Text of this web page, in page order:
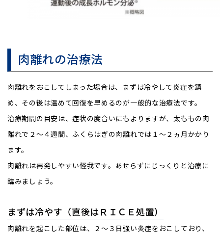
肉離れの治療法
肉離れをおこしてしまった場合は、まずは冷やして炎症を鎮
め、その後は温めて回復を早めるのが一般的な治療法です。
治療期間の目安は、症状の度合いにもよりますが、太ももの肉
離れで２～４週間、ふくらはぎの肉離れでは１～２ヵ月かかり
ます。
肉離れは再発しやすい怪我です。あせらずにじっくりと治療に
臨みましょう。
まずは冷やす（直後はＲＩＣＥ処置）
肉離れを起こした部位は、２～３日強い炎症をおこしており、